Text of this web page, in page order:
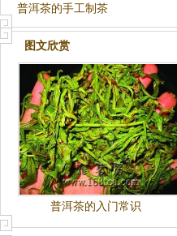
普洱茶的手工制茶
图文欣赏
普洱茶的入门常识